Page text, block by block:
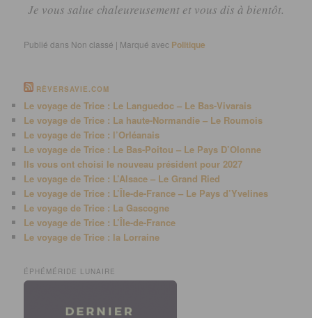
Je vous salue chaleureusement et vous dis à bientôt.
Publié dans Non classé | Marqué avec Politique
RÊVERSAVIE.COM
Le voyage de Trice : Le Languedoc – Le Bas-Vivarais
Le voyage de Trice : La haute-Normandie – Le Roumois
Le voyage de Trice : l’Orléanais
Le voyage de Trice : Le Bas-Poitou – Le Pays D’Olonne
Ils vous ont choisi le nouveau président pour 2027
Le voyage de Trice : L’Alsace – Le Grand Ried
Le voyage de Trice : L’Île-de-France – Le Pays d’Yvelines
Le voyage de Trice : La Gascogne
Le voyage de Trice : L’Île-de-France
Le voyage de Trice : la Lorraine
ÉPHÉMÉRIDE LUNAIRE